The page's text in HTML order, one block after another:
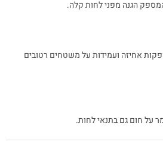
הגנה מפני לחות קלה.
אחיזה ועמידות על משטחים רטובים
על חום גם בתנאי לחות.